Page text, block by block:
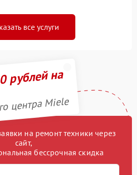
все услуги
рублей на
центра Miele
на ремонт техники через
сайт,
бессрочная скидка